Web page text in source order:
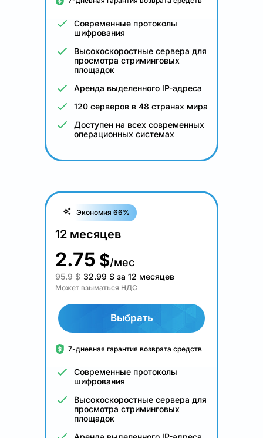
Современные протоколы
шифрования
Высокоскоростные сервера для
просмотра стриминговых
площадок
Аренда выделенного IP-адреса
120 серверов в 48 странах мира
Доступен на всех современных
операционных системах
Экономия 66%
12 месяцев
2.75 $/мес
95.9 $ 32.99 $ за 12 месяцев
Может взыматься НДС
Выбрать
7-дневная гарантия возврата средств
Современные протоколы
шифрования
Высокоскоростные сервера для
просмотра стриминговых
площадок